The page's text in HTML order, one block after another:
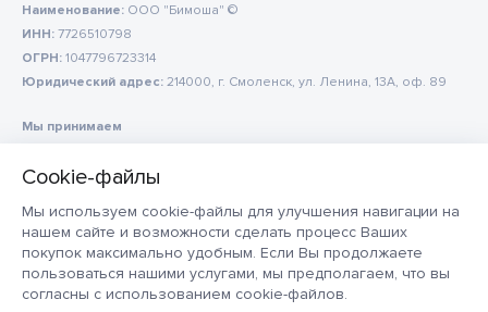
Мы используем cookie-файлы для улучшения навигации на
нашем сайте и возможности сделать процесс Ваших
покупок максимально удобным. Если Вы продолжаете
пользоваться нашими услугами, мы предполагаем, что вы
согласны с использованием cookie-файлов.
Наименование: ООО "Бимоша" ©
ИНН: 7726510798
ОГРН: 1047796723314
Юридический адрес: 214000, г. Смоленск, ул. Ленина, 13А, оф. 89
Мы принимаем